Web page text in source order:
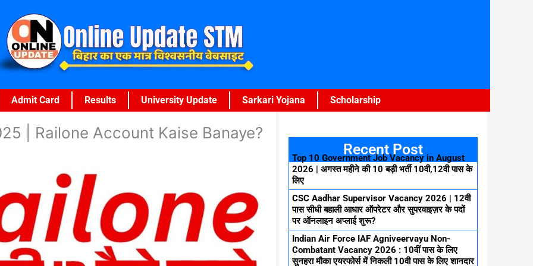
Admit Card Results University Update Sarkari Yojana Scholarship
| Railone Account Kaise Banaye?
Recent Post
Top 10 Government Job Vacancy in August
2026 | अगस्त महीने की 10 बड़ी भर्ती 10वी,12वी पास के
लिए
CSC Aadhar Supervisor Vacancy 2026 | 12वी
पास सीधी बहाली आधार ऑपरेटर और सुपरवाइज़र के पदों
पर ऑनलाइन अप्लाई शुरू?
Indian Air Force IAF Agniveervayu Non-
Combatant Vacancy 2026 : 10वीं पास के लिए
सुनहरा मौका एयरफोर्स में निकली 10वी पास के लिए शानदार